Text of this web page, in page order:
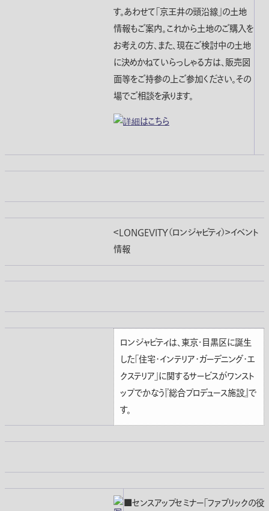
す。あわせて「京王井の頭沿線」の土地
情報もご案内。これから土地のご購入を
お考えの方、また、現在ご検討中の土地
に決めかねていらっしゃる方は、販売図
面等をご持参の上ご参加ください。その
場でご相談を承ります。
＜LONGEVITY（ロンジャビティ）＞イベント
情報
ロンジャビティは、東京・目黒区に誕生
した「住宅･インテリア･ガーデニング･エ
クステリア」に関するサービスがワンスト
ップでかなう『総合プロデュース施設』で
す。
■センスアップセミナー「ファブリックの役